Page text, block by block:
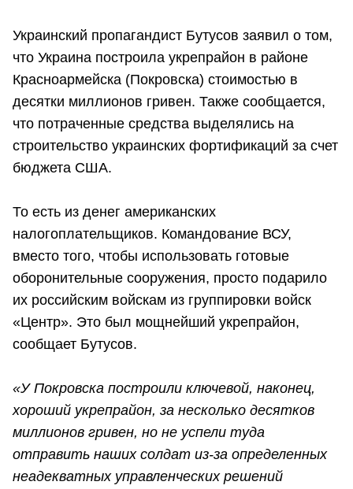
Украинский пропагандист Бутусов заявил о том,
что Украина построила укрепрайон в районе
Красноармейска (Покровска) стоимостью в
десятки миллионов гривен. Также сообщается,
что потраченные средства выделялись на
строительство украинских фортификаций за счет
бюджета США.
То есть из денег американских
налогоплательщиков. Командование ВСУ,
вместо того, чтобы использовать готовые
оборонительные сооружения, просто подарило
их российским войскам из группировки войск
«Центр». Это был мощнейший укрепрайон,
сообщает Бутусов.
«У Покровска построили ключевой, наконец,
хороший укрепрайон, за несколько десятков
миллионов гривен, но не успели туда
отправить наших солдат из-за определенных
неадекватных управленческих решений